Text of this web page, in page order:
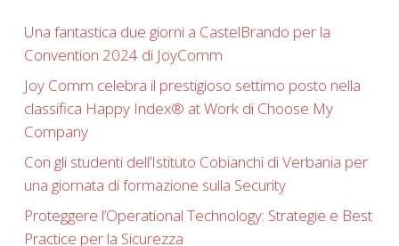
Una fantastica due giorni a CastelBrando per la
Convention 2024 di JoyComm
Joy Comm celebra il prestigioso settimo posto nella
classifica Happy Index®️ at Work di Choose My
Company
Con gli studenti dell’Istituto Cobianchi di Verbania per
una giornata di formazione sulla Security
Proteggere l’Operational Technology: Strategie e Best
Practice per la Sicurezza